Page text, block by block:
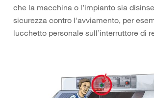
che la macchina o l’impianto sia
sicurezza contro l'avviamento, per
lucchetto personale sull’interruttore di